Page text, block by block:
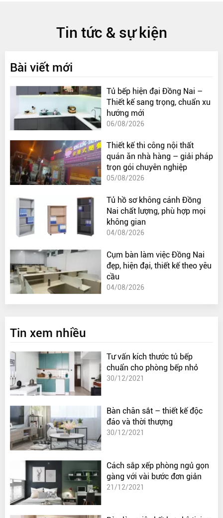
Tin tức & sự kiện
Bài viết mới
Tủ bếp hiện đại Đồng Nai –
Thiết kế sang trọng, chuẩn xu
hướng mới
06/08/2026
Thiết kế thi công nội thất
quán ăn nhà hàng – giải pháp
trọn gói chuyên nghiệp
05/08/2026
Tủ hồ sơ không cánh Đồng
Nai chất lượng, phù hợp mọi
không gian
04/08/2026
Cụm bàn làm việc Đồng Nai
đẹp, hiện đại, thiết kế theo yêu
cầu
04/08/2026
Tin xem nhiều
Tư vấn kích thước tủ bếp
chuẩn cho phòng bếp nhỏ
30/12/2021
Bàn chân sắt – thiết kế độc
đáo và thời thượng
30/12/2021
Cách sắp xếp phòng ngủ gọn
gàng với vài bước đơn giản
21/12/2021